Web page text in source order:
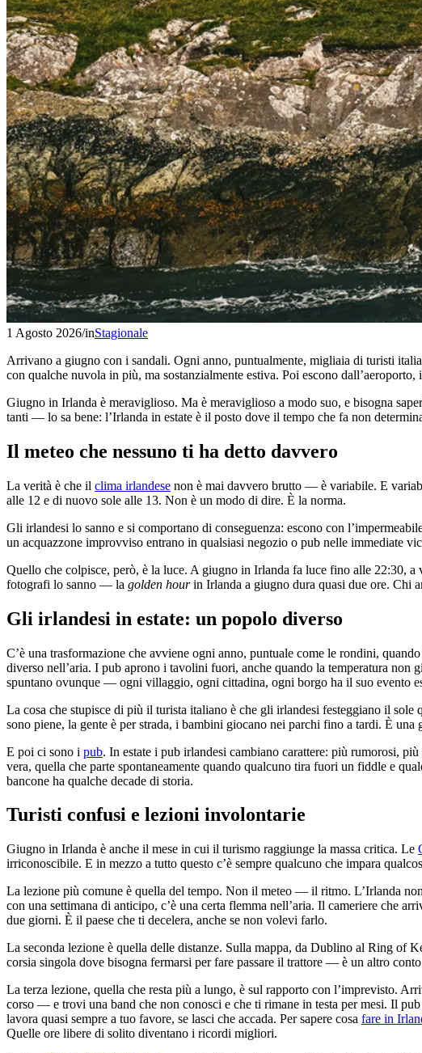
1 Agosto 2026/inStagionale
Arrivano a giugno con i sandali. Ogni anno, puntualmente, migliaia di turisti
con qualche nuvola in più, ma sostanzialmente estiva. Poi escono
Giugno in Irlanda è meraviglioso. Ma è meraviglioso a modo suo, e bisogna
tanti — lo sa bene: l’Irlanda in estate è il posto dove il tempo che fa non
Il meteo che nessuno ti ha detto davvero
La verità è che il clima irlandese non è mai davvero brutto — è variabile. E
alle 12 e di nuovo sole alle 13. Non è un modo di dire. È la norma.
Gli irlandesi lo sanno e si comportano di conseguenza: escono con
un acquazzone improvviso entrano in qualsiasi negozio o pub nelle immediate
Quello che colpisce, però, è la luce. A giugno in Irlanda fa luce fino alle 22:30,
fotografi lo sanno — la golden hourin Irlanda a giugno dura quasi due ore. Chi
Gli irlandesi in estate: un popolo diverso
C’è una trasformazione che avviene ogni anno, puntuale come le rondini,
diverso nell’aria. I pub aprono i tavolini fuori, anche quando la temperatura
spuntano ovunque — ogni villaggio, ogni cittadina, ogni borgo ha il suo evento
La cosa che stupisce di più il turista italiano è che gli irlandesi festeggiano il
sono piene, la gente è per strada, i bambini giocano nei parchi fino a tardi. È
E poi ci sono i pub. In estate i pub irlandesi cambiano carattere: più rumorosi,
vera, quella che parte spontaneamente quando qualcuno tira fuori un fiddle e
bancone ha qualche decade di storia.
Turisti confusi e lezioni involontarie
Giugno in Irlanda è anche il mese in cui il turismo raggiunge la massa critica. Le
irriconoscibile. E in mezzo a tutto questo c’è sempre qualcuno che impara
La lezione più comune è quella del tempo. Non il meteo — il ritmo. L’Irlanda
con una settimana di anticipo, c’è una certa flemma nell’aria. Il cameriere che
due giorni. È il paese che ti decelera, anche se non volevi farlo.
La seconda lezione è quella delle distanze. Sulla mappa, da Dublino al Ring of
corsia singola dove bisogna fermarsi per fare passare il trattore — è un altro
La terza lezione, quella che resta più a lungo, è sul rapporto con l’imprevisto.
corso — e trovi una band che non conosci e che ti rimane in testa per mesi. Il
lavora quasi sempre a tuo favore, se lasci che accada. Per sapere cosa fare in
Quelle ore libere di solito diventano i ricordi migliori.